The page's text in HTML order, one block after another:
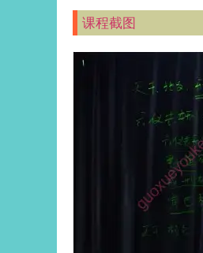
课程截图